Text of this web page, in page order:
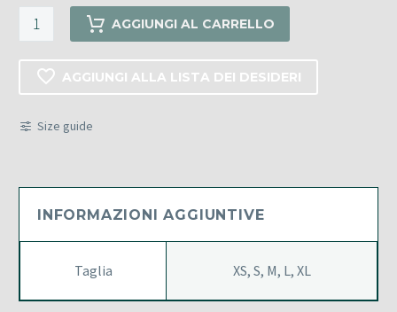
PANTALONE
IN
ECOPELLE
BOTTONI
quantità
AGGIUNGI AL CARRELLO
AGGIUNGI ALLA LISTA DEI DESIDERI
Size guide
INFORMAZIONI AGGIUNTIVE
Taglia XS, S, M, L, XL